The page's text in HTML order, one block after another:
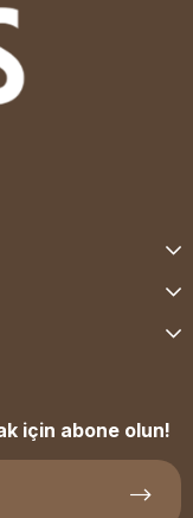
için abone olun!